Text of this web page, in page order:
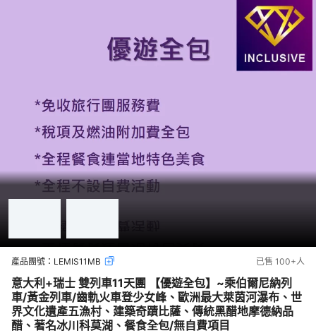
產品團號： LEMIS11MB 已售 100+人
意大利+瑞士 雙列車11天團 【優遊全包】~乘伯爾尼納列
車/黃金列車/齒軌火車登少女峰、歐洲最大萊茵河瀑布、世
界文化遺產五漁村、建築奇蹟比薩、傳統黑醋地摩德納品
醋、著名冰川科莫湖、餐食全包/無自費項目